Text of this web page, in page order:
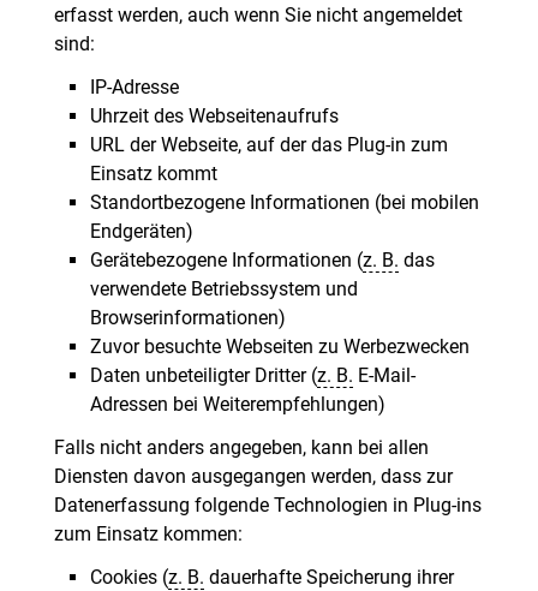
erfasst werden, auch wenn Sie nicht angemeldet
sind:
IP-Adresse
Uhrzeit des Webseitenaufrufs
URL der Webseite, auf der das Plug-in zum
Einsatz kommt
Standortbezogene Informationen (bei mobilen
Endgeräten)
Gerätebezogene Informationen (z. B. das
verwendete Betriebssystem und
Browserinformationen)
Zuvor besuchte Webseiten zu Werbezwecken
Daten unbeteiligter Dritter (z. B. E-Mail-
Adressen bei Weiterempfehlungen)
Falls nicht anders angegeben, kann bei allen
Diensten davon ausgegangen werden, dass zur
Datenerfassung folgende Technologien in Plug-ins
zum Einsatz kommen:
Cookies (z. B. dauerhafte Speicherung ihrer